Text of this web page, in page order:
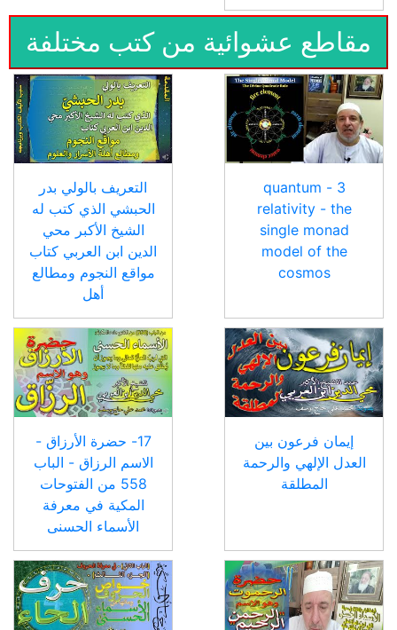
مقاطع عشوائية من كتب مختلفة
3 - quantum
relativity - the
single monad
model of the
cosmos
التعريف بالولي بدر
الحبشي الذي كتب له
الشيخ الأكبر محي
الدين ابن العربي كتاب
مواقع النجوم ومطالع
أهل
إيمان فرعون بين
العدل الإلهي والرحمة
المطلقة
17- حضرة الأرزاق -
الاسم الرزاق - الباب
558 من الفتوحات
المكية في معرفة
الأسماء الحسنى